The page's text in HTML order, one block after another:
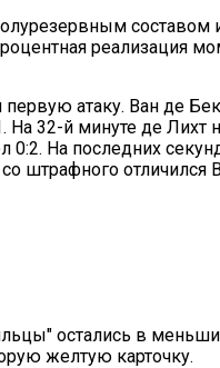
составом
реализация
атаку. Ван де
На 32-й минуте де
0:2. На последних
штрафного
остались в
желтую карточку.